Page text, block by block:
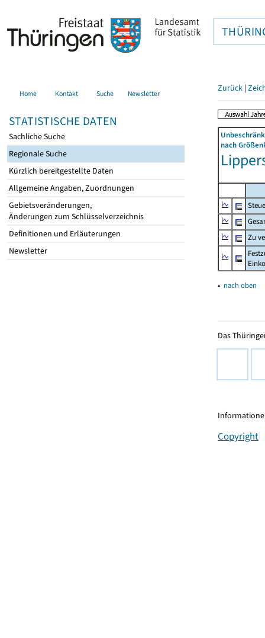
Home Kontakt Suche Newsletter
STATISTISCHE DATEN
Sachliche Suche
Regionale Suche
Kürzlich bereitgestellte Daten
Allgemeine Angaben, Zuordnungen
Gebietsveränderungen,
Änderungen zum Schlüsselverzeichnis
Definitionen und Erläuterungen
Newsletter
Zurück |
nach
Zu
▴ nach oben
Das
Copyright